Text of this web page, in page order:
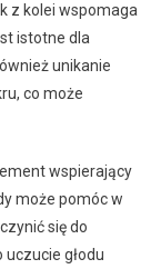
z kolei wspomaga
istotne dla
unikanie
co może
wspierający
może pomóc w
się do
głodu